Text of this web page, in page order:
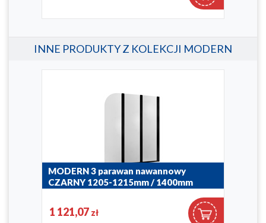
INNE PRODUKTY Z KOLEKCJI MODERN
MODERN 3 parawan nawannowy
CZARNY 1205-1215mm / 1400mm
1 121,07 zł